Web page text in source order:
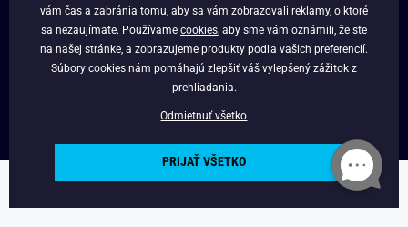
O NÁS
VERNOSTNÝ PROGRAM
BLOG
Copyright © 2025 - Budchlap.sk Všetky práva vyhradené. webdesign ©
vám čas a zabránia tomu, aby sa vám zobrazovali reklamy, o ktoré
sa nezaujímate. Používame cookies , aby sme vám oznámili, že ste
na našej stránke, a zobrazujeme produkty podľa vašich preferencií.
Súbory cookies nám pomáhajú zlepšiť váš vylepšený zážitok z
prehliadania.
Odmietnuť všetko
PRIJAŤ VŠETKO